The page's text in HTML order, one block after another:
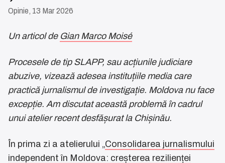
Opinie, 13 Mar 2026
Un articol de Gian Marco Moisé
Procesele de tip SLAPP, sau acțiunile judiciare
abuzive, vizează adesea instituțiile media care
practică jurnalismul de investigație. Moldova nu face
excepție. Am discutat această problemă în cadrul
unui atelier recent desfășurat la Chișinău.
În prima zi a atelierului „Consolidarea jurnalismului
independent în Moldova: creșterea rezilienței